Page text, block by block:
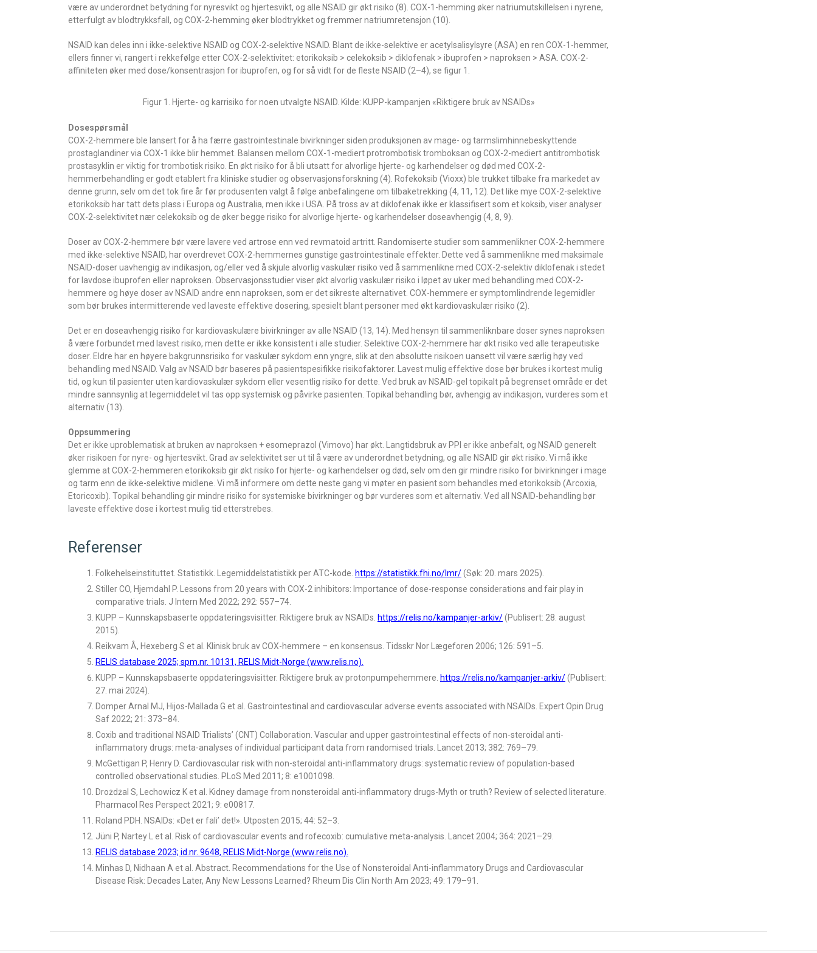
være av underordnet betydning for nyresvikt og hjertesvikt, og alle NSAID gir økt risiko (8). COX-1-hemming øker natriumutskillelsen i nyrene,
etterfulgt av blodtrykksfall, og COX-2-hemming øker blodtrykket og fremmer natriumretensjon (10).
NSAID kan deles inn i ikke-selektive NSAID og COX-2-selektive NSAID. Blant de ikke-selektive er acetylsalisylsyre (ASA) en ren COX-1-hemmer,
ellers finner vi, rangert i rekkefølge etter COX-2-selektivitet: etorikoksib > celekoksib > diklofenak > ibuprofen > naproksen > ASA. COX-2-
affiniteten øker med dose/konsentrasjon for ibuprofen, og for så vidt for de fleste NSAID (2–4), se figur 1.
Figur 1. Hjerte- og karrisiko for noen utvalgte NSAID. Kilde: KUPP-kampanjen «Riktigere bruk av NSAIDs»
Dosespørsmål
COX-2-hemmere ble lansert for å ha færre gastrointestinale bivirkninger siden produksjonen av mage- og tarmslimhinnebeskyttende
prostaglandiner via COX-1 ikke blir hemmet. Balansen mellom COX-1-mediert protrombotisk tromboksan og COX-2-mediert antitrombotisk
prostasyklin er viktig for trombotisk risiko. En økt risiko for å bli utsatt for alvorlige hjerte- og karhendelser og død med COX-2-
hemmerbehandling er godt etablert fra kliniske studier og observasjonsforskning (4). Rofekoksib (Vioxx) ble trukket tilbake fra markedet av
denne grunn, selv om det tok fire år før produsenten valgt å følge anbefalingene om tilbaketrekking (4, 11, 12). Det like mye COX-2-selektive
etorikoksib har tatt dets plass i Europa og Australia, men ikke i USA. På tross av at diklofenak ikke er klassifisert som et koksib, viser analyser
COX-2-selektivitet nær celekoksib og de øker begge risiko for alvorlige hjerte- og karhendelser doseavhengig (4, 8, 9).
Doser av COX-2-hemmere bør være lavere ved artrose enn ved revmatoid artritt. Randomiserte studier som sammenlikner COX-2-hemmere
med ikke-selektive NSAID, har overdrevet COX-2-hemmernes gunstige gastrointestinale effekter. Dette ved å sammenlikne med maksimale
NSAID-doser uavhengig av indikasjon, og/eller ved å skjule alvorlig vaskulær risiko ved å sammenlikne med COX-2-selektiv diklofenak i stedet
for lavdose ibuprofen eller naproksen. Observasjonsstudier viser økt alvorlig vaskulær risiko i løpet av uker med behandling med COX-2-
hemmere og høye doser av NSAID andre enn naproksen, som er det sikreste alternativet. COX-hemmere er symptomlindrende legemidler
som bør brukes intermitterende ved laveste effektive dosering, spesielt blant personer med økt kardiovaskulær risiko (2).
Det er en doseavhengig risiko for kardiovaskulære bivirkninger av alle NSAID (13, 14). Med hensyn til sammenliknbare doser synes naproksen
å være forbundet med lavest risiko, men dette er ikke konsistent i alle studier. Selektive COX-2-hemmere har økt risiko ved alle terapeutiske
doser. Eldre har en høyere bakgrunnsrisiko for vaskulær sykdom enn yngre, slik at den absolutte risikoen uansett vil være særlig høy ved
behandling med NSAID. Valg av NSAID bør baseres på pasientspesifikke risikofaktorer. Lavest mulig effektive dose bør brukes i kortest mulig
tid, og kun til pasienter uten kardiovaskulær sykdom eller vesentlig risiko for dette. Ved bruk av NSAID-gel topikalt på begrenset område er det
mindre sannsynlig at legemiddelet vil tas opp systemisk og påvirke pasienten. Topikal behandling bør, avhengig av indikasjon, vurderes som et
alternativ (13).
Oppsummering
Det er ikke uproblematisk at bruken av naproksen + esomeprazol (Vimovo) har økt. Langtidsbruk av PPI er ikke anbefalt, og NSAID generelt
øker risikoen for nyre- og hjertesvikt. Grad av selektivitet ser ut til å være av underordnet betydning, og alle NSAID gir økt risiko. Vi må ikke
glemme at COX-2-hemmeren etorikoksib gir økt risiko for hjerte- og karhendelser og død, selv om den gir mindre risiko for bivirkninger i mage
og tarm enn de ikke-selektive midlene. Vi må informere om dette neste gang vi møter en pasient som behandles med etorikoksib (Arcoxia,
Etoricoxib). Topikal behandling gir mindre risiko for systemiske bivirkninger og bør vurderes som et alternativ. Ved all NSAID-behandling bør
laveste effektive dose i kortest mulig tid etterstrebes.
Referenser
Folkehelseinstituttet. Statistikk. Legemiddelstatistikk per ATC-kode. https://statistikk.fhi.no/lmr/(Søk: 20. mars 2025).
Stiller CO, Hjemdahl P. Lessons from 20 years with COX-2 inhibitors: Importance of dose-response considerations and fair play in
comparative trials. J Intern Med 2022; 292: 557–74.
KUPP – Kunnskapsbaserte oppdateringsvisitter. Riktigere bruk av NSAIDs. https://relis.no/kampanjer-arkiv/(Publisert: 28. august
2015).
Reikvam Å, Hexeberg S et al. Klinisk bruk av COX-hemmere – en konsensus. Tidsskr Nor Lægeforen 2006; 126: 591–5.
RELIS database 2025; spm.nr. 10131, RELIS Midt-Norge (www.relis.no).
KUPP – Kunnskapsbaserte oppdateringsvisitter. Riktigere bruk av protonpumpehemmere. https://relis.no/kampanjer-arkiv/(Publisert:
27. mai 2024).
Domper Arnal MJ, Hijos-Mallada G et al. Gastrointestinal and cardiovascular adverse events associated with NSAIDs. Expert Opin Drug
Saf 2022; 21: 373–84.
Coxib and traditional NSAID Trialists’ (CNT) Collaboration. Vascular and upper gastrointestinal effects of non-steroidal anti-
inflammatory drugs: meta-analyses of individual participant data from randomised trials. Lancet 2013; 382: 769–79.
McGettigan P, Henry D. Cardiovascular risk with non-steroidal anti-inflammatory drugs: systematic review of population-based
controlled observational studies. PLoS Med 2011; 8: e1001098.
Drożdżal S, Lechowicz K et al. Kidney damage from nonsteroidal anti-inflammatory drugs-Myth or truth? Review of selected literature.
Pharmacol Res Perspect 2021; 9: e00817.
Roland PDH. NSAIDs: «Det er fali’ det!». Utposten 2015; 44: 52–3.
Jüni P, Nartey L et al. Risk of cardiovascular events and rofecoxib: cumulative meta-analysis. Lancet 2004; 364: 2021–29.
RELIS database 2023; id.nr. 9648, RELIS Midt-Norge (www.relis.no).
Minhas D, Nidhaan A et al. Abstract. Recommendations for the Use of Nonsteroidal Anti-inflammatory Drugs and Cardiovascular
Disease Risk: Decades Later, Any New Lessons Learned? Rheum Dis Clin North Am 2023; 49: 179–91.